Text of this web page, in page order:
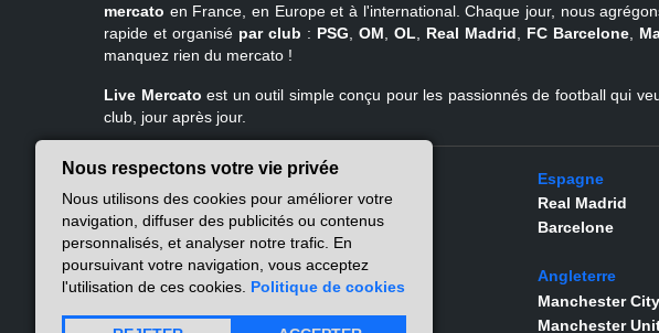
mercato en France, en Europe et à l'international. Chaque jour, nous
rapide et organisé par club : PSG, OM, OL, Real Madrid, FC Barcelone,
manquez rien du mercato !
Live Mercato est un outil simple conçu pour les passionnés de football qui
club, jour après jour.
Live Mercato
A propos
Nous contacter
Mentions légales
Politique de
Ligue 1
PSG
Marseille
Lyon
Lille
Nantes
Espagne
Real Madrid
Barcelone
Angleterre
Manchester City
Manchester
Nous respectons votre vie privée
Nous utilisons des cookies pour améliorer votre
navigation, diffuser des publicités ou contenus
personnalisés, et analyser notre trafic. En
poursuivant votre navigation, vous acceptez
l'utilisation de ces cookies. Politique de cookies